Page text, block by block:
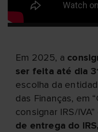
Em 2025, a
ser feita até dia
escolha da
das Finanças, em
consignar IRS/IVA”
de entrega do